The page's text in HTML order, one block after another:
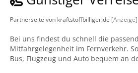
Partnerseite von kraftstoffbilliger.de [Anzeige]
Bei uns findest du schnell die
Mitfahrgelegenheit im Fernverkehr.
Bus, Flugzeug und Auto bequem an